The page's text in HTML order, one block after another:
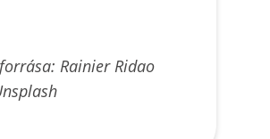
Rainier Ridao